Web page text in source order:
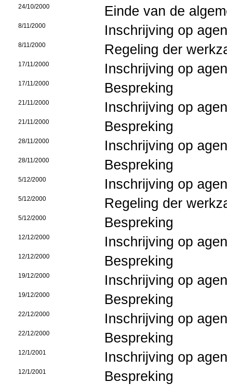
24/10/2000 Einde van de
8/11/2000 Inschrijving op
8/11/2000 Regeling der
17/11/2000 Inschrijving op
17/11/2000 Bespreking
21/11/2000 Inschrijving op
21/11/2000 Bespreking
28/11/2000 Inschrijving op
28/11/2000 Bespreking
5/12/2000 Inschrijving op
5/12/2000 Regeling der
5/12/2000 Bespreking
12/12/2000 Inschrijving op
12/12/2000 Bespreking
19/12/2000 Inschrijving op
19/12/2000 Bespreking
22/12/2000 Inschrijving op
22/12/2000 Bespreking
12/1/2001 Inschrijving op
12/1/2001 Bespreking